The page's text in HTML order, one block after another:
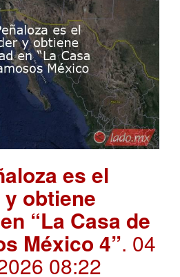
es el
obtiene
“La Casa de
México 4”. 04
08:22